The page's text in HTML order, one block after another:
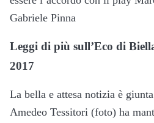
Gabriele Pinna
Leggi di più sull’Eco di
2017
La bella e attesa notizia è
Amedeo Tessitori (foto) ha